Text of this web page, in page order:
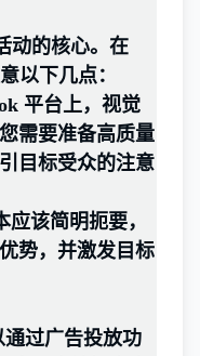
动的核心。在
以下几点：
平台上，视觉
需要准备高质量
目标受众的注意
该简明扼要，
势，并激发目标
通过广告投放功